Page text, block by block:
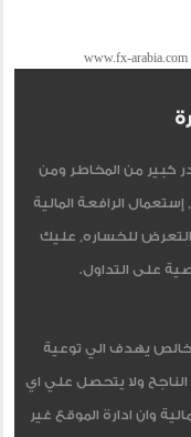
كبير من المخاطر ومن
الرافعة المالية
التعرض للخساره, عليك
على التداول.
يهدف الي توعية
الناجح ولا يتحصل علي اي
وان ادارة الموقع غير